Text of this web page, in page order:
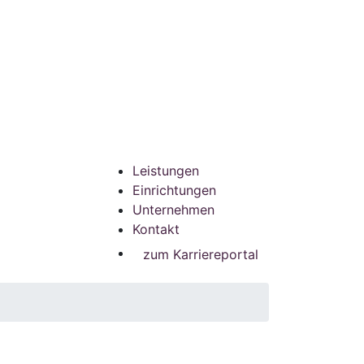
Leistungen
Einrichtungen
Unternehmen
Kontakt
zum Karriereportal